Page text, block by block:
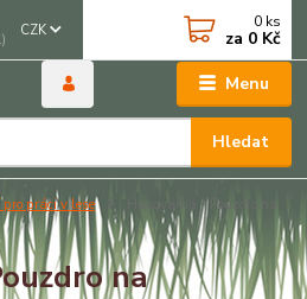
Menu
CZK
Hledat
0 ks
za 0 Kč
práci v lese
Husqvarna - Pouzdro na
na